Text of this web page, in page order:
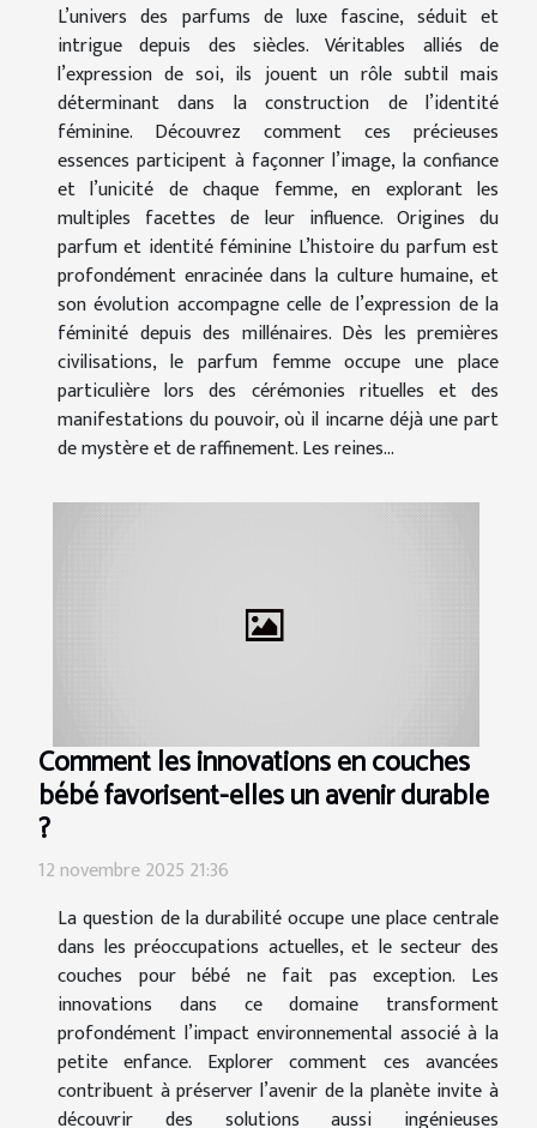
L’univers des parfums de luxe fascine, séduit et
intrigue depuis des siècles. Véritables alliés de
l’expression de soi, ils jouent un rôle subtil mais
déterminant dans la construction de l’identité
féminine. Découvrez comment ces précieuses
essences participent à façonner l’image, la confiance
et l’unicité de chaque femme, en explorant les
multiples facettes de leur influence. Origines du
parfum et identité féminine L’histoire du parfum est
profondément enracinée dans la culture humaine, et
son évolution accompagne celle de l’expression de la
féminité depuis des millénaires. Dès les premières
civilisations, le parfum femme occupe une place
particulière lors des cérémonies rituelles et des
manifestations du pouvoir, où il incarne déjà une part
de mystère et de raffinement. Les reines...
Comment les innovations en couches
bébé favorisent-elles un avenir durable
?
12 novembre 2025 21:36
La question de la durabilité occupe une place centrale
dans les préoccupations actuelles, et le secteur des
couches pour bébé ne fait pas exception. Les
innovations dans ce domaine transforment
profondément l’impact environnemental associé à la
petite enfance. Explorer comment ces avancées
contribuent à préserver l’avenir de la planète invite à
découvrir des solutions aussi ingénieuses